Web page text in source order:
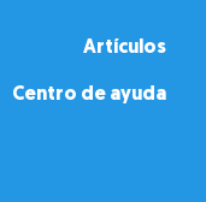
Artículos
Centro de ayuda